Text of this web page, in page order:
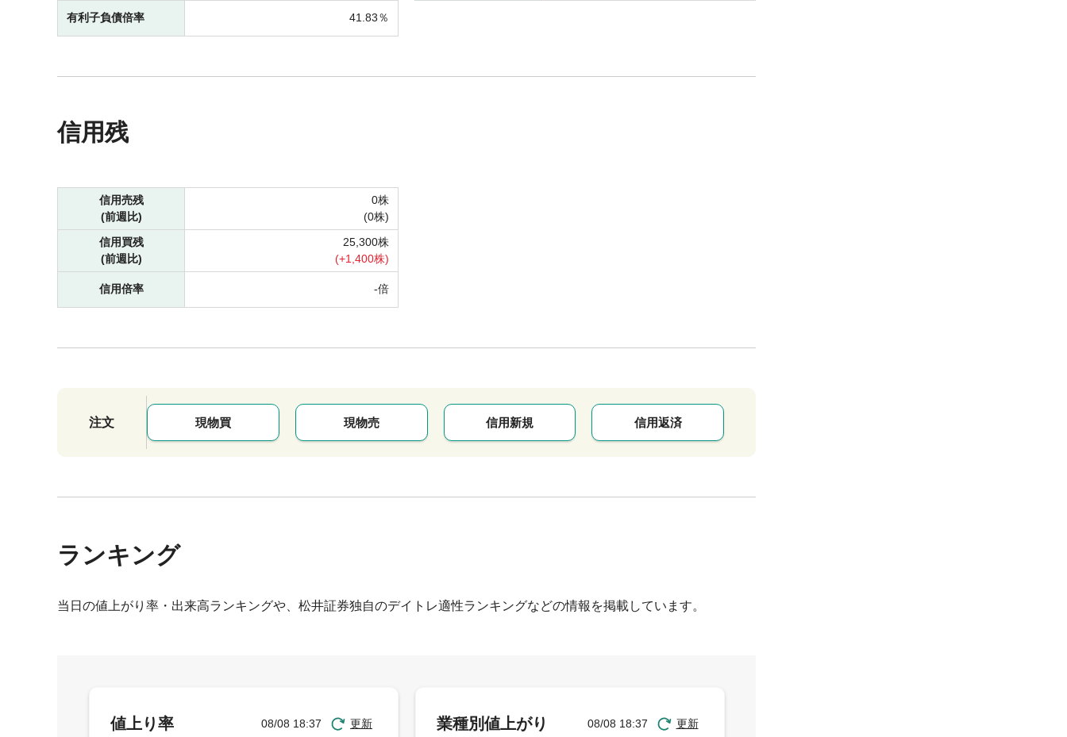
有利子負債倍率 41.83％
信用残
信用売残
(前週比)
0株
(0株)
信用買残
(前週比)
25,300株
(+1,400株)
信用倍率 -倍
注文 現物買 現物売 信用新規 信用返済
ランキング
当日の値上がり率・出来高ランキングや、松井証券独自のデイトレ適性ランキングなどの情報を掲載しています。